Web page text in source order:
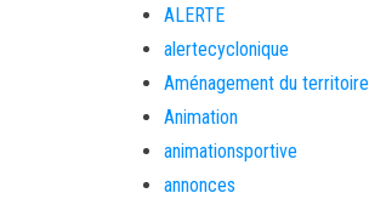
ALERTE
alertecyclonique
Aménagement du territoire
Animation
animationsportive
annonces